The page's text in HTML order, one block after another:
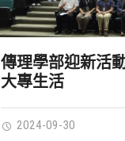
傳理學部迎新活
大專生活
2024-09-30